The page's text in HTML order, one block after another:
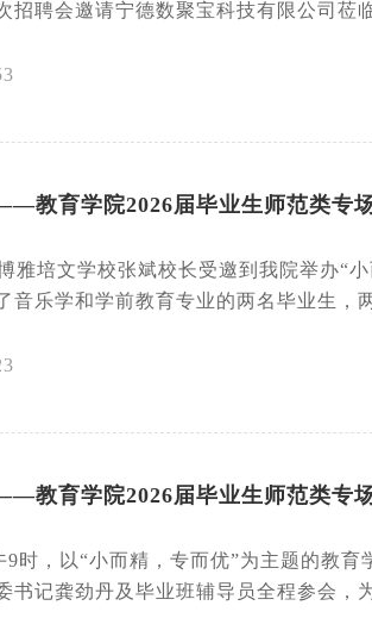
招聘会邀请宁德数聚宝科技有限公司莅
教育学院2026届毕业生师范类专
雅培文学校张斌校长受邀到我院举办“
音乐学和学前教育专业的两名毕业生，
教育学院2026届毕业生师范类专
9时，以“小而精，专而优”为主题的教
书记龚劲丹及毕业班辅导员全程参会，